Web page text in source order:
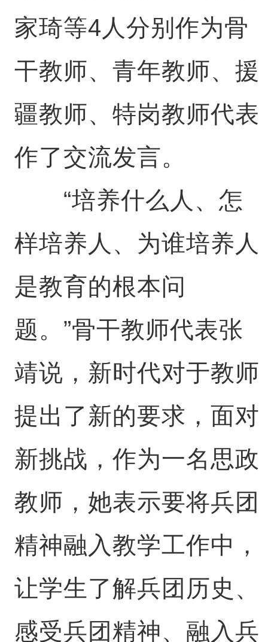
家琦等4人分别作为骨
干教师、青年教师、援
疆教师、特岗教师代表
作了交流发言。
“培养什么人、怎
样培养人、为谁培养人
是教育的根本问
题。”骨干教师代表张
靖说，新时代对于教师
提出了新的要求，面对
新挑战，作为一名思政
教师，她表示要将兵团
精神融入教学工作中，
让学生了解兵团历史、
感受兵团精神、融入兵